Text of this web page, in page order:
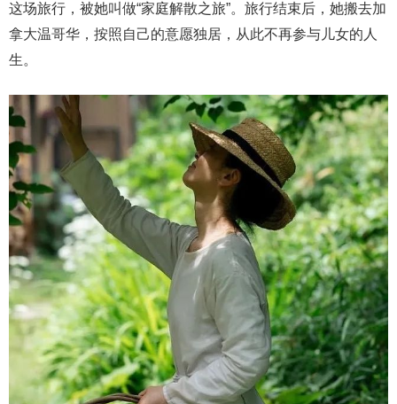
这场旅行，被她叫做“家庭解散之旅”。旅行结束后，她搬去加
拿大温哥华，按照自己的意愿独居，从此不再参与儿女的人
生。